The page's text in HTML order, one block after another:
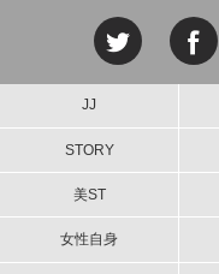
JJ
STORY
美ST
女性自身